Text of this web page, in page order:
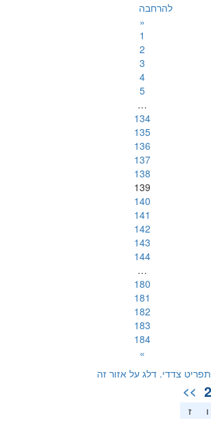
להרחבה
«
1
2
3
4
5
…
134
135
136
137
138
139
140
141
142
143
144
…
180
181
182
183
184
»
תפריט צדדי. דלג על אזור זה
>>
ז